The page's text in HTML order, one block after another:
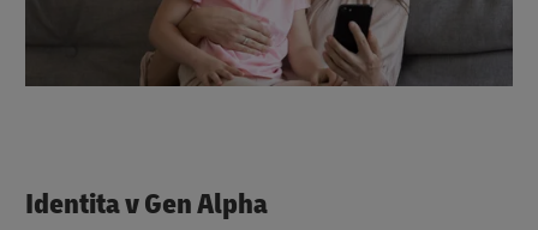
Identita v Gen Alpha